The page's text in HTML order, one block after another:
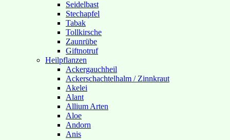
Seidelbast
Stechapfel
Tabak
Tollkirsche
Zaunrübe
Giftnotruf
Heilpflanzen
Ackergauchheil
Ackerschachtelhalm / Zinnkraut
Akelei
Alant
Allium Arten
Aloe
Andorn
Anis